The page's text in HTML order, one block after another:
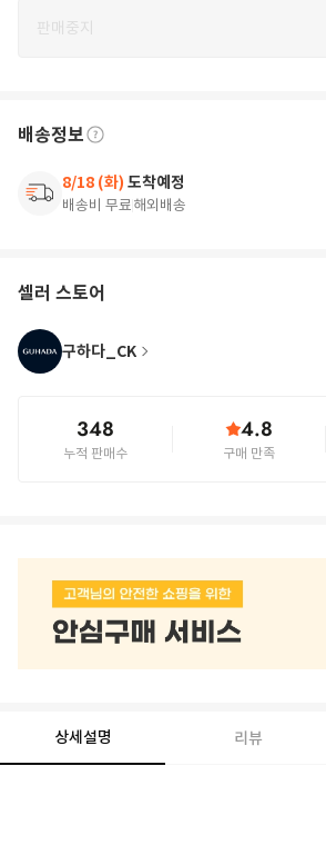
판매중지
배송정보
8/18 (화) 도착예정
배송비 무료해외배송
셀러 스토어
구하다_CK
348
누적 판매수
4.8
구매 만족
상세설명 리뷰